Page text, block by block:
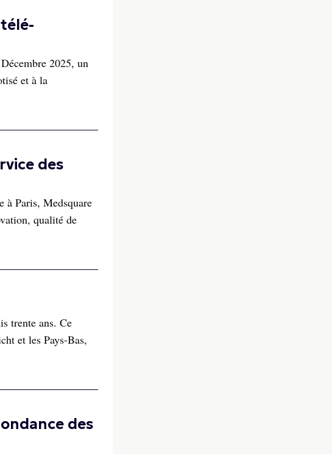
2025, un
et à la
des
à Paris, Medsquare
qualité de
trente ans. Ce
et les Pays-Bas,
des